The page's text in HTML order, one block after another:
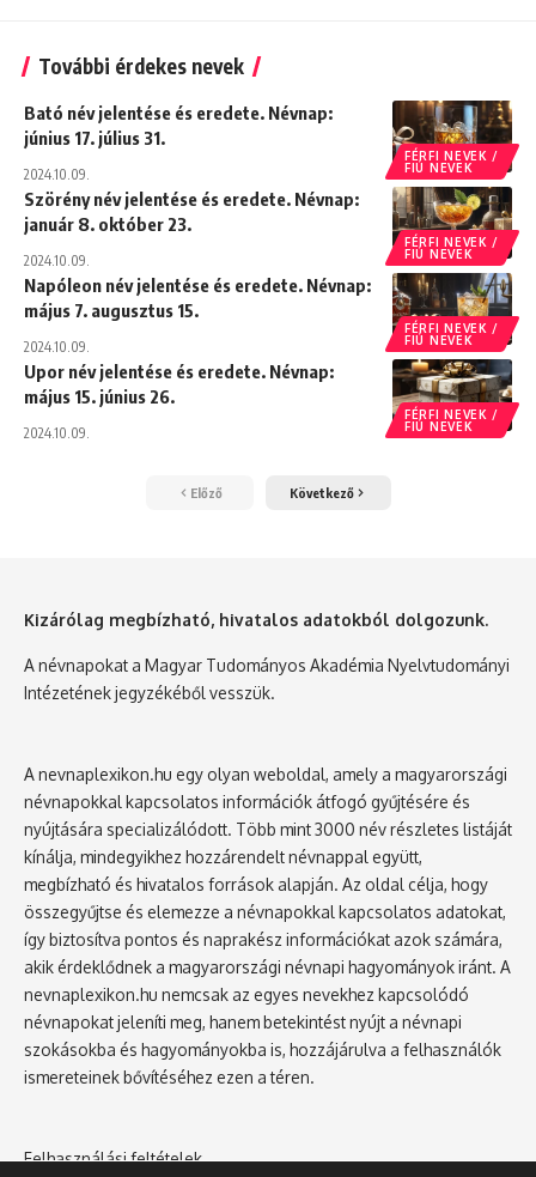
További érdekes nevek
FÉRFI NEVEK /
FIÚ NEVEK
Bató név jelentése és eredete. Névnap:
június 17. július 31.
2024.10.09.
FÉRFI NEVEK /
FIÚ NEVEK
Szörény név jelentése és eredete. Névnap:
január 8. október 23.
2024.10.09.
FÉRFI NEVEK /
FIÚ NEVEK
Napóleon név jelentése és eredete. Névnap:
május 7. augusztus 15.
2024.10.09.
FÉRFI NEVEK /
FIÚ NEVEK
Upor név jelentése és eredete. Névnap:
május 15. június 26.
2024.10.09.
Előző Következő
Kizárólag megbízható, hivatalos adatokból dolgozunk.
A névnapokat a Magyar Tudományos Akadémia Nyelvtudományi
Intézetének jegyzékéből vesszük.
A nevnaplexikon.hu egy olyan weboldal, amely a magyarországi
névnapokkal kapcsolatos információk átfogó gyűjtésére és
nyújtására specializálódott. Több mint 3000 név részletes listáját
kínálja, mindegyikhez hozzárendelt névnappal együtt,
megbízható és hivatalos források alapján. Az oldal célja, hogy
összegyűjtse és elemezze a névnapokkal kapcsolatos adatokat,
így biztosítva pontos és naprakész információkat azok számára,
akik érdeklődnek a magyarországi névnapi hagyományok iránt. A
nevnaplexikon.hu nemcsak az egyes nevekhez kapcsolódó
névnapokat jeleníti meg, hanem betekintést nyújt a névnapi
szokásokba és hagyományokba is, hozzájárulva a felhasználók
ismereteinek bővítéséhez ezen a téren.
Felhasználási feltételek